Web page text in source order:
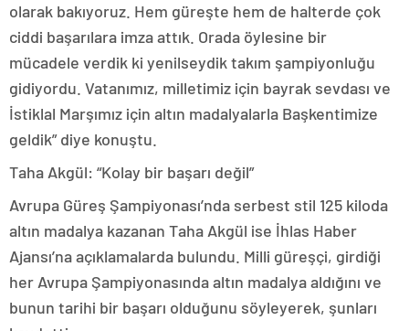
olarak bakıyoruz. Hem güreşte hem de halterde çok
ciddi başarılara imza attık. Orada öylesine bir
mücadele verdik ki yenilseydik takım şampiyonluğu
gidiyordu. Vatanımız, milletimiz için bayrak sevdası ve
İstiklal Marşımız için altın madalyalarla Başkentimize
geldik” diye konuştu.
Taha Akgül: “Kolay bir başarı değil”
Avrupa Güreş Şampiyonası’nda serbest stil 125 kiloda
altın madalya kazanan Taha Akgül ise İhlas Haber
Ajansı’na açıklamalarda bulundu. Milli güreşçi, girdiği
her Avrupa Şampiyonasında altın madalya aldığını ve
bunun tarihi bir başarı olduğunu söyleyerek, şunları